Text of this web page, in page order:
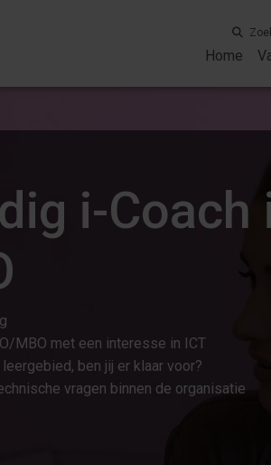
Home
i-Coach
MBO met een interesse in ICT
ben jij er klaar voor?
vragen binnen de organisatie